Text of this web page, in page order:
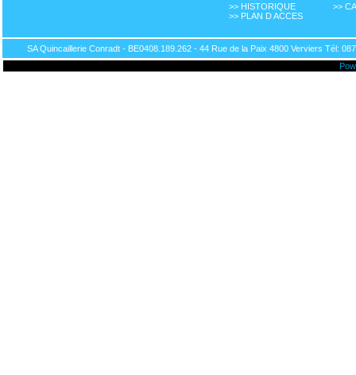
>> HISTORIQUE
>> PLAN D ACCES
>>
SA Quincaillerie Conradt - BE0408.189.262 - 44 Rue de la Paix 4800 Verviers Tél: